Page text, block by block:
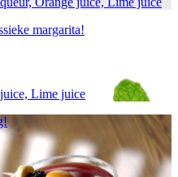
margarita!
Lime juice